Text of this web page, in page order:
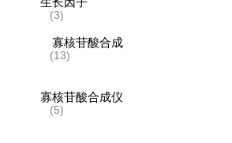
(3)
寡核苷酸合成
(13)
寡核苷酸合成仪
(5)